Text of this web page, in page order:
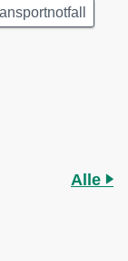
Alle